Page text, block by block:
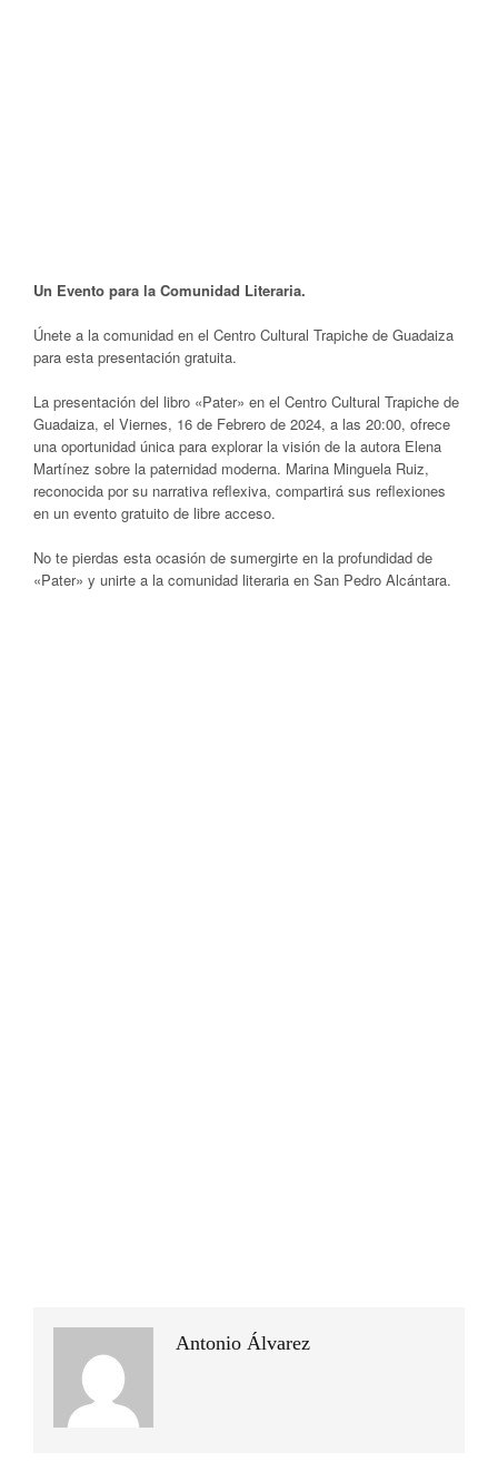
Un Evento para la Comunidad Literaria.
Únete a la comunidad en el Centro Cultural Trapiche de Guadaiza
para esta presentación gratuita.
La presentación del libro «Pater» en el Centro Cultural Trapiche de
Guadaiza, el Viernes, 16 de Febrero de 2024, a las 20:00, ofrece
una oportunidad única para explorar la visión de la autora Elena
Martínez sobre la paternidad moderna. Marina Minguela Ruiz,
reconocida por su narrativa reflexiva, compartirá sus reflexiones
en un evento gratuito de libre acceso.
No te pierdas esta ocasión de sumergirte en la profundidad de
«Pater» y unirte a la comunidad literaria en San Pedro Alcántara.
Antonio Álvarez